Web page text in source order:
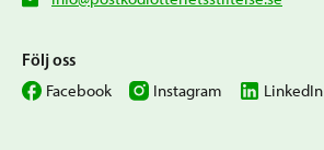
Följ oss
Facebook Instagram LinkedIn